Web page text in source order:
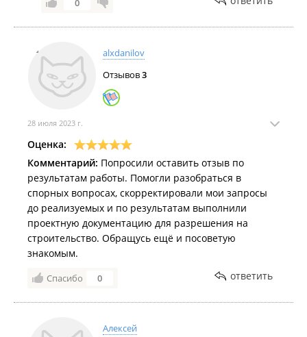
0
alxdanilov
Отзывов3
28 июля 2023 г.
Оценка:
Комментарий: Попросили оставить отзыв по
результатам работы. Помогли разобраться в
спорных вопросах, скорректировали мои запросы
до реализуемых и по результатам выполнили
проектную документацию для разрешения на
строительство. Обращусь ещё и посоветую
знакомым.
Спасибо 0 ответить
Алексей